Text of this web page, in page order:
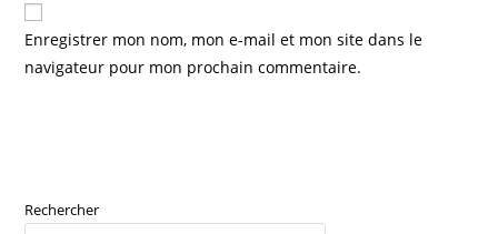
comment
votre
(facultatif)
Enregistrer mon nom, mon e-mail et mon site dans le
navigateur pour mon prochain commentaire.
Rechercher